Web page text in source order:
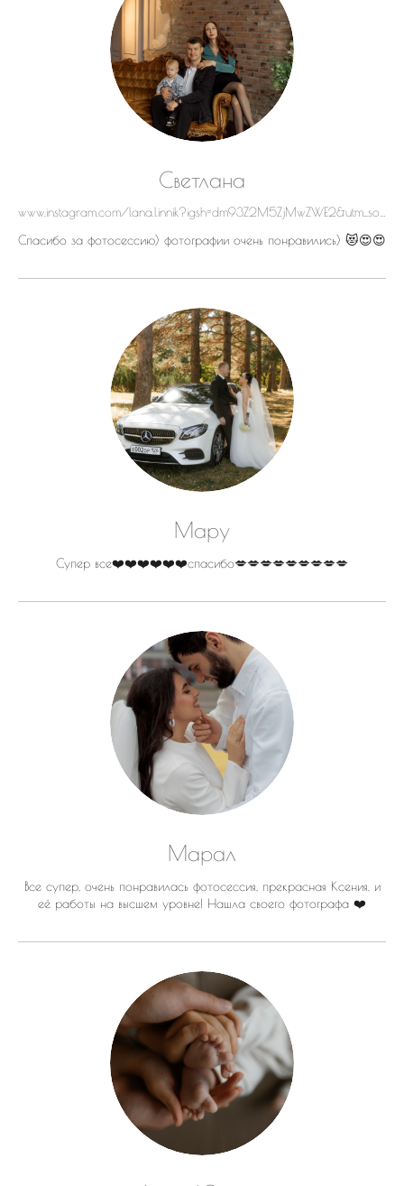
Светлана
Спасибо за фотосессию) фотографии очень понравились) 😻😍😍
Мару
Супер все❤️❤️❤️❤️❤️❤️спасибо💋💋💋💋💋💋💋💋💋
Марал
Все супер, очень понравилась фотосессия, прекрасная Ксения, и
её работы на высшем уровне! Нашла своего фотографа ❤️